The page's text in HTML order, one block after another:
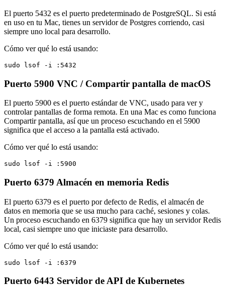
El puerto 5432 es el puerto predeterminado de PostgreSQL. Si está
en uso en tu Mac, tienes un servidor de Postgres corriendo, casi
siempre uno local para desarrollo.
Cómo ver qué lo está usando:
sudo lsof -i :5432
Puerto 5900 VNC / Compartir pantalla de macOS
El puerto 5900 es el puerto estándar de VNC, usado para ver y
controlar pantallas de forma remota. En una Mac es como funciona
Compartir pantalla, así que un proceso escuchando en el 5900
significa que el acceso a la pantalla está activado.
Cómo ver qué lo está usando:
sudo lsof -i :5900
Puerto 6379 Almacén en memoria Redis
El puerto 6379 es el puerto por defecto de Redis, el almacén de
datos en memoria que se usa mucho para caché, sesiones y colas.
Un proceso escuchando en 6379 significa que hay un servidor Redis
local, casi siempre uno que iniciaste para desarrollo.
Cómo ver qué lo está usando:
sudo lsof -i :6379
Puerto 6443 Servidor de API de Kubernetes